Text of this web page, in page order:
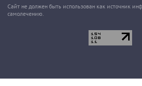
Сайт не должен быть использован как источник
самолечению.